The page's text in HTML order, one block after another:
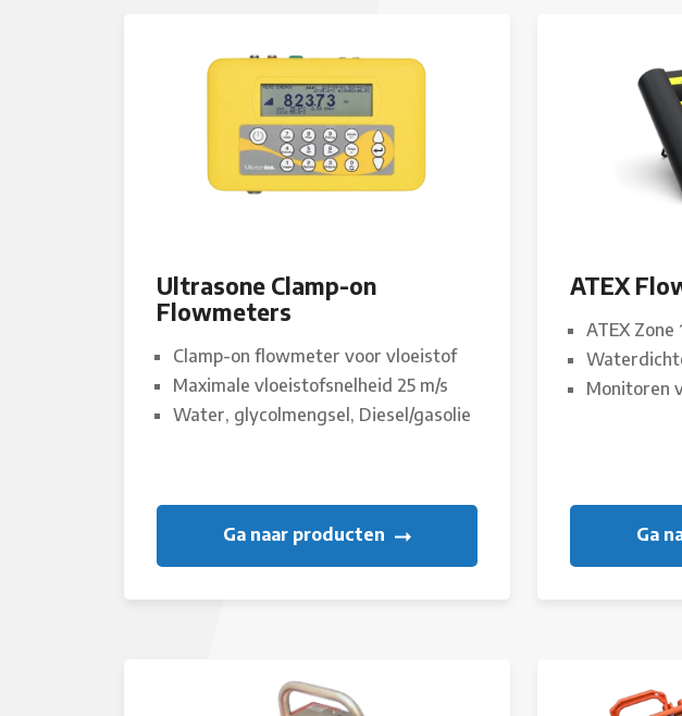
Ultrasone Clamp-on
Flowmeters
Clamp-on flowmeter voor vloeistof
Maximale vloeistofsnelheid 25 m/s
Water, glycolmengsel, Diesel/gasolie
Ga naar producten
ATEX
ATEX Zone
Monitoren
Ga